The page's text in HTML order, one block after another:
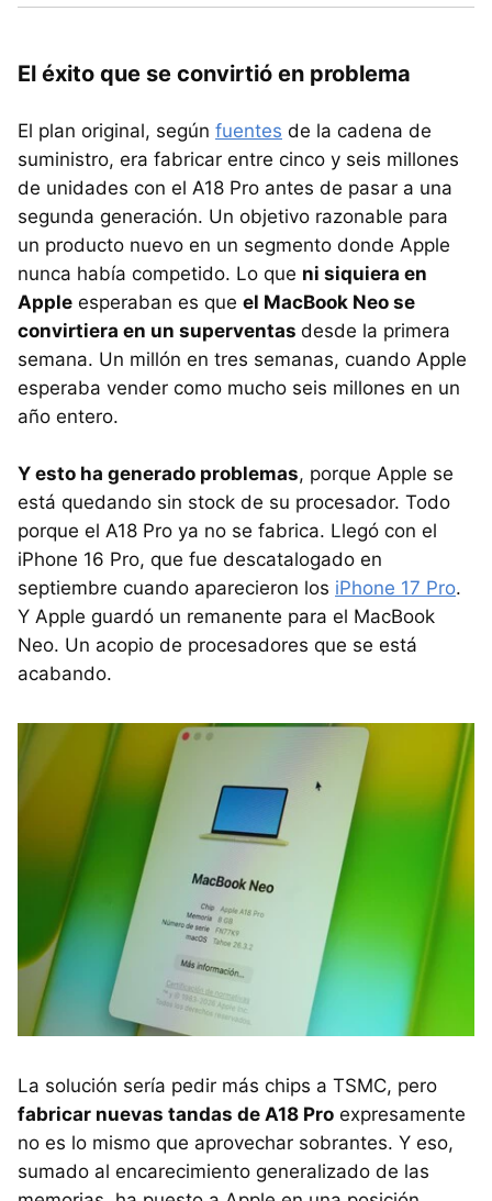
El éxito que se convirtió en problema
El plan original, según fuentes de la cadena de
suministro, era fabricar entre cinco y seis millones
de unidades con el A18 Pro antes de pasar a una
segunda generación. Un objetivo razonable para
un producto nuevo en un segmento donde Apple
nunca había competido. Lo que ni siquiera en
Apple esperaban es que el MacBook Neo se
convirtiera en un superventas desde la primera
semana. Un millón en tres semanas, cuando Apple
esperaba vender como mucho seis millones en un
año entero.
Y esto ha generado problemas, porque Apple se
está quedando sin stock de su procesador. Todo
porque el A18 Pro ya no se fabrica. Llegó con el
iPhone 16 Pro, que fue descatalogado en
septiembre cuando aparecieron los iPhone 17 Pro.
Y Apple guardó un remanente para el MacBook
Neo. Un acopio de procesadores que se está
acabando.
La solución sería pedir más chips a TSMC, pero
fabricar nuevas tandas de A18 Pro expresamente
no es lo mismo que aprovechar sobrantes. Y eso,
sumado al encarecimiento generalizado de las